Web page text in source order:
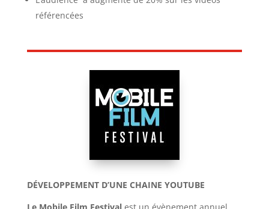
référencées
DÉVELOPPEMENT D’UNE CHAINE YOUTUBE